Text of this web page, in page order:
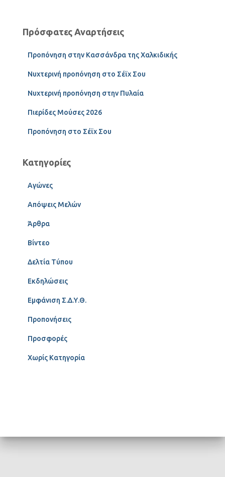
Πρόσφατες Αναρτήσεις
Προπόνηση στην Κασσάνδρα της Χαλκιδικής
Νυχτερινή προπόνηση στο Σέϊχ Σου
Νυχτερινή προπόνηση στην Πυλαία
Πιερίδες Μούσες 2026
Προπόνηση στο Σέϊχ Σου
Κατηγορίες
Αγώνες
Απόψεις Μελών
Άρθρα
Βίντεο
Δελτία Τύπου
Εκδηλώσεις
Εμφάνιση Σ.Δ.Υ.Θ.
Προπονήσεις
Προσφορές
Χωρίς Κατηγορία